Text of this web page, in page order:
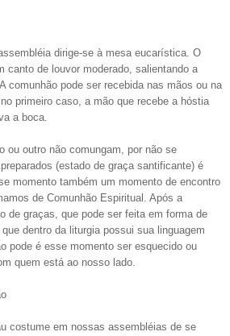
dirige-se à mesa eucarística. O
canto de louvor moderado, salientando a
comunhão pode ser recebida nas mãos ou na
primeiro caso, a mão que recebe a hóstia
a boca.
ou outro não comungam, por não se
(estado de graça santificante) é
momento também um momento de encontro
de Comunhão Espiritual. Após a
de graças, que pode ser feita em forma de
dentro da liturgia possui sua linguagem
pode é esse momento ser esquecido ou
quem está ao nosso lado.
costume em nossas assembléias de se